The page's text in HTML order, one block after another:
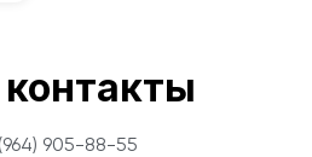
905-88-55